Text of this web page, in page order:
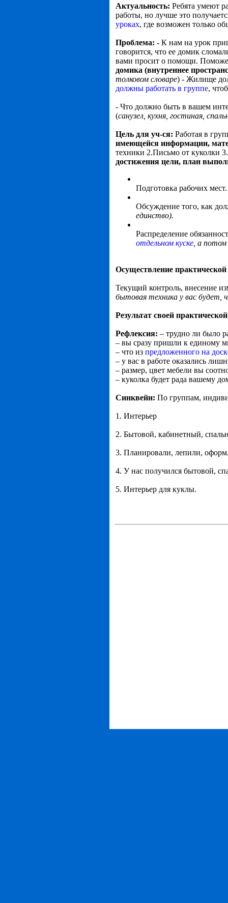
Актуальность: Ребята умеют
работы, но лучше это
уроках, где возможен только
Проблема: - К нам на урок
говорится, что ее домик
вами просит о помощи.
домика (внутреннее
толковом словаре) - Жилище
должны работать в группе,
- Что должно быть в вашем
(санузел, кухня, гостиная,
Цель для уч-ся: Работая в
имеющейся информации,
техники 2.Письмо от куколки
достижения цели, план
Подготовка рабочих мест.
Обсуждение того, как
единство).
Распределение
отдельном куске , а
Осуществление
Текущий контроль, внесение
бытовая техника у вас будет,
Результат своей
Рефлексия: – трудно ли было
– вы сразу пришли к единому
– что из предложенного на
– у вас в работе оказались
– размер, цвет мебели вы
– куколка будет рада вашему
Синквейн: По группам,
1. Интерьер
2. Бытовой, кабинетный,
3. Планировали, лепили,
4. У нас получился бытовой,
5. Интерьер для куклы.